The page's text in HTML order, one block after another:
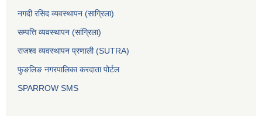
नगदी रसिद व्यवस्थापन (साग्रिला)
सम्पत्ति व्यवस्थापन (सांग्रिला)
राजश्व व्यवस्थापन प्रणाली (SUTRA)
फुङलिङ नगरपालिका करदाता पोर्टल
SPARROW SMS